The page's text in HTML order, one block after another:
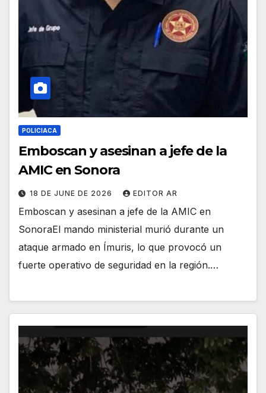
POLICIACA
Emboscan y asesinan a jefe de la
AMIC en Sonora
18 DE JUNE DE 2026 EDITOR AR
Emboscan y asesinan a jefe de la AMIC en
SonoraEl mando ministerial murió durante un
ataque armado en Ímuris, lo que provocó un
fuerte operativo de seguridad en la región.…